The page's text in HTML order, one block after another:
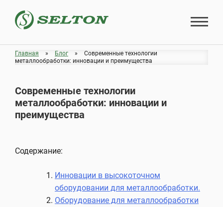
content
Главная » Блог »
Современные технологии
металлообработки: инновации и преимущества
Современные технологии
металлообработки: инновации и
преимущества
Содержание:
Инновации в высокоточном
оборудовании для металлообработки.
Оборудование для металлообработки